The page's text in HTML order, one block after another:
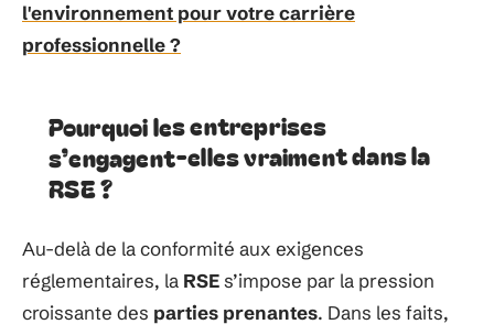
l'environnement pour votre carrière
professionnelle ?
Pourquoi les entreprises
s’engagent-elles vraiment dans la
RSE ?
Au-delà de la conformité aux exigences
réglementaires, la RSEs’impose par la pression
croissante des parties prenantes. Dans les faits,